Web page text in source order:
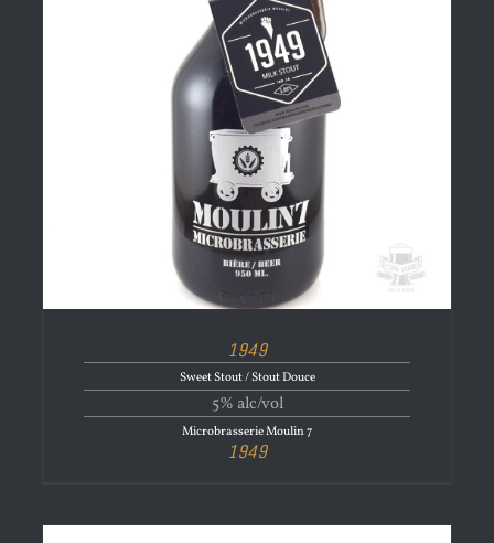
1949
Sweet Stout / Stout Douce
5% alc/vol
Microbrasserie Moulin 7
1949